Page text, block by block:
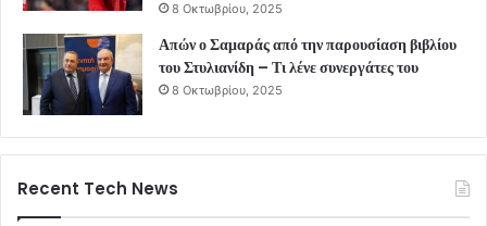
8 Οκτωβρίου, 2025
Απών ο Σαμαράς από την παρουσίαση βιβλίου
του Στυλιανίδη – Τι λένε συνεργάτες του
8 Οκτωβρίου, 2025
Recent Tech News